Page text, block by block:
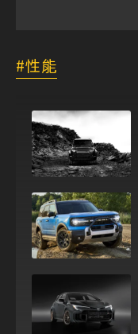
性能